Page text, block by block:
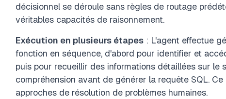
décisionnel se déroule sans règles de routage
véritables capacités de raisonnement.
Exécution en plusieurs étapes : L'agent effectue
fonction en séquence, d'abord pour identifier et
puis pour recueillir des informations détaillées sur le
compréhension avant de générer la requête SQL.
approches de résolution de problèmes humaines.